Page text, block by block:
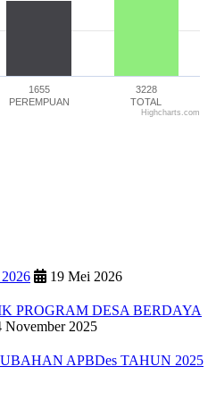
1655
PEREMPUAN
3228
TOTAL
Highcharts.com
19 Mei 2026
PROGRAM DESA BERDAYA
November 2025
APBDes TAHUN 2025